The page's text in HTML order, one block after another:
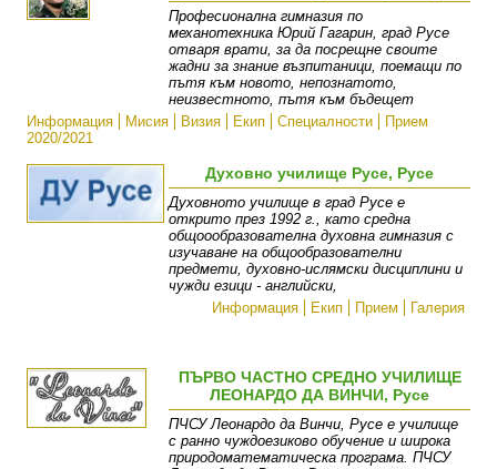
Професионална гимназия по
механотехника Юрий Гагарин, град Русе
отваря врати, за да посрещне своите
жадни за знание възпитаници, поемащи по
пътя към новото, непознатото,
неизвестното, пътя към бъдещет
Информация
Мисия Визия Екип Специалности
Прием
2020/2021
Духовно училище Русе, Русе
Духовното училище в град Русе е
открито през 1992 г., като средна
общоообразователна духовна гимназия с
изучаване на общообразователни
предмети, духовно-ислямски дисциплини и
чужди езици - английски,
Информация
Екип Прием Галерия
ПЪРВО ЧАСТНО СРЕДНО УЧИЛИЩЕ
ЛЕОНАРДО ДА ВИНЧИ, Русе
ПЧСУ Леонардо да Винчи, Русе е училище
с ранно чуждоезиково обучение и широка
природоматематическа програма. ПЧСУ